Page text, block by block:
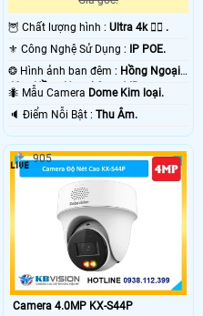
🦉 Chất lượng hình :Ultra 4k 👍🏾 .
⚜️ Công Nghệ Sử Dụng :
IP POE.
❂ Hình ảnh ban đêm : Hồng Ngoại
40m Hồng Ngoại Smart IR.
🐜 Mẫu Camera Dome Kim loại.
️🔈 Điểm Nỗi Bật :Thu Âm.
Camera 4.0MP KX-S44P
905